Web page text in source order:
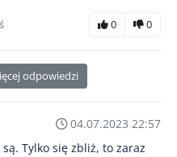
0 0
odpowiedzi
04.07.2023 22:57
Tylko się zbliż, to zaraz